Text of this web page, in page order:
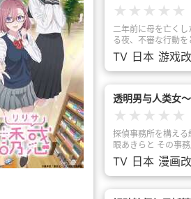
怪的恋情最终将走
★ ★ ★ ★ ★
二年前に母を亡くし
る夜、不審な行動を
していたところ――
てしまう。謎の“異
い詰められたリン
「リューゲンベル
知らぬ世界にひと
血鬼”を見つけるのだった
やつる吸血鬼探偵、
吸血鬼を愛する名門
ァイス。 決して交
はずの二人が、 血
を結んだ。 闇夜に訪れた絶体絶命の危機に、
住む、謎の街・リュ
TV 日本 游戏改
透明男与人类女
★ ★ ★ ★ ★
探偵事務所を構え
眼あきらと その事
「人間女性」の夜香しずか。
ても、目の見えない
の居場所がわかってしまう。 “
は、 いつしか互い
TV 日本 漫画改